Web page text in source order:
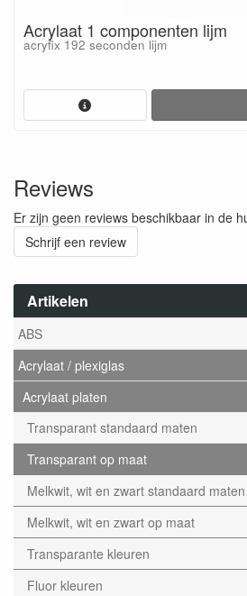
Artikelen
ABS
Acrylaat / plexiglas
Acrylaat platen
Transparant standaard maten
Transparant op maat
Melkwit, wit en zwart standaard maten
Melkwit, wit en zwart op maat
Transparante kleuren
Fluor kleuren
Acrylaat 1 componenten lijm
acryfix 192 seconden lijm
Reviews
Er zijn geen reviews beschikbaar in de
Schrijf een review